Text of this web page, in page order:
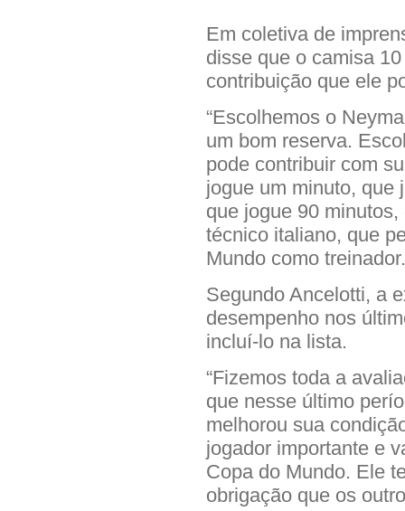
Em coletiva de
disse que o camisa
contribuição que ele
“Escolhemos o
um bom reserva.
pode contribuir com
jogue um minuto, que
que jogue 90
técnico italiano, que
Mundo como treinador.
Segundo Ancelotti, a
desempenho nos
incluí-lo na lista.
“Fizemos toda a
que nesse último
melhorou sua
jogador importante e
Copa do Mundo. Ele
obrigação que os